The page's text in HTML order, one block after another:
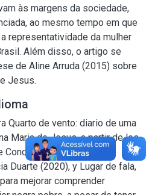
às margens da sociedade,
ao mesmo tempo em que
representatividade da mulher
Além disso, o artigo se
de Aline Arruda (2015) sobre
Jesus.
Quarto de vento: diario de uma
Maria de Jesus, a partir de los
Evaristo Del
Duarte (2020), y Lugar de fala,
mejorar comprender